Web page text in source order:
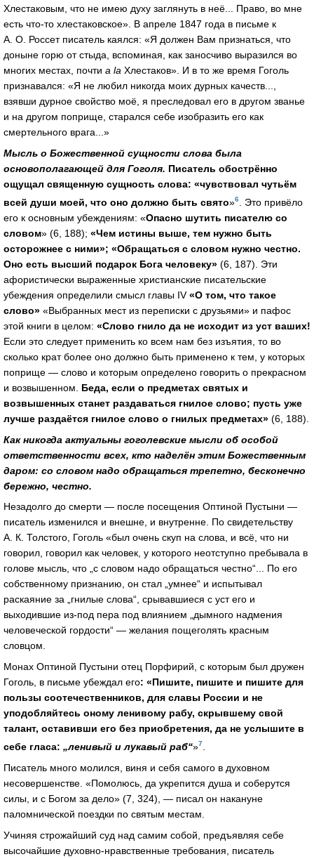
Хлестаковым, что не имею духу заглянуть в неё... Право, во мне
есть что-то хлестаковское». В апреле 1847 года в письме к
А. О. Россет писатель каялся: «Я должен Вам признаться, что
доныне горю от стыда, вспоминая, как заносчиво выразился во
многих местах, почти а la Хлестаков». И в то же время Гоголь
признавался: «Я не любил никогда моих дурных качеств...,
взявши дурное свойство моё, я преследовал его в другом званье
и на другом поприще, старался себе изобразить его как
смертельного врага...»
Мысль о Божественной сущности слова была
основополагающей для Гоголя. Писатель обострённо
ощущал священную сущность слова: «чувствовал чутьём
всей души моей, что оно должно быть свято»6
. Это привёло
его к основным убеждениям: «Опасно шутить писателю со
словом» (6, 188); «Чем истины выше, тем нужно быть
осторожнее с ними»; «Обращаться с словом нужно честно.
Оно есть высший подарок Бога человеку» (6, 187). Эти
афористически выраженные христианские писательские
убеждения определили смысл главы IV«О том, что такое
слово» «Выбранных мест из переписки с друзьями» и пафос
этой книги в целом: «Слово гнило да не исходит из уст ваших!
Если это следует применить ко всем нам без изъятия, то во
сколько крат более оно должно быть применено к тем, у которых
поприще — слово и которым определено говорить о прекрасном
и возвышенном. Беда, если о предметах святых и
возвышенных станет раздаваться гнилое слово; пусть уже
лучше раздаётся гнилое слово о гнилых предметах» (6, 188).
Как никогда актуальны гоголевские мысли об особой
ответственности всех, кто наделён этим Божественным
даром: со словом надо обращаться трепетно, бесконечно
бережно, честно.
Незадолго до смерти — после посещения Оптиной Пустыни —
писатель изменился и внешне, и внутренне. По свидетельству
А. К. Толстого, Гоголь «был очень скуп на слова, и всё, что ни
говорил, говорил как человек, у которого неотступно пребывала в
голове мысль, что „с словом надо обращаться честно“... По его
собственному признанию, он стал „умнее“ и испытывал
раскаяние за „гнилые слова“, срывавшиеся с уст его и
выходившие из-под пера под влиянием „дымного надмения
человеческой гордости“ — желания пощеголять красным
словцом.
Монах Оптиной Пустыни отец Порфирий, с которым был дружен
Гоголь, в письме убеждал его: «Пишите, пишите и пишите для
пользы соотечественников, для славы России и не
уподобляйтесь оному ленивому рабу, скрывшему свой
талант, оставивши его без приобретения, да не услышите в
себе гласа: „ленивый и лукавый раб“»7
Писатель много молился, виня и себя самого в духовном
несовершенстве. «Помолюсь, да укрепится душа и соберутся
силы, и с Богом за дело» (7, 324), — писал он накануне
паломнической поездки по святым местам.
Учиняя строжайший суд над самим собой, предъявляя себе
высочайшие духовно-нравственные требования, писатель